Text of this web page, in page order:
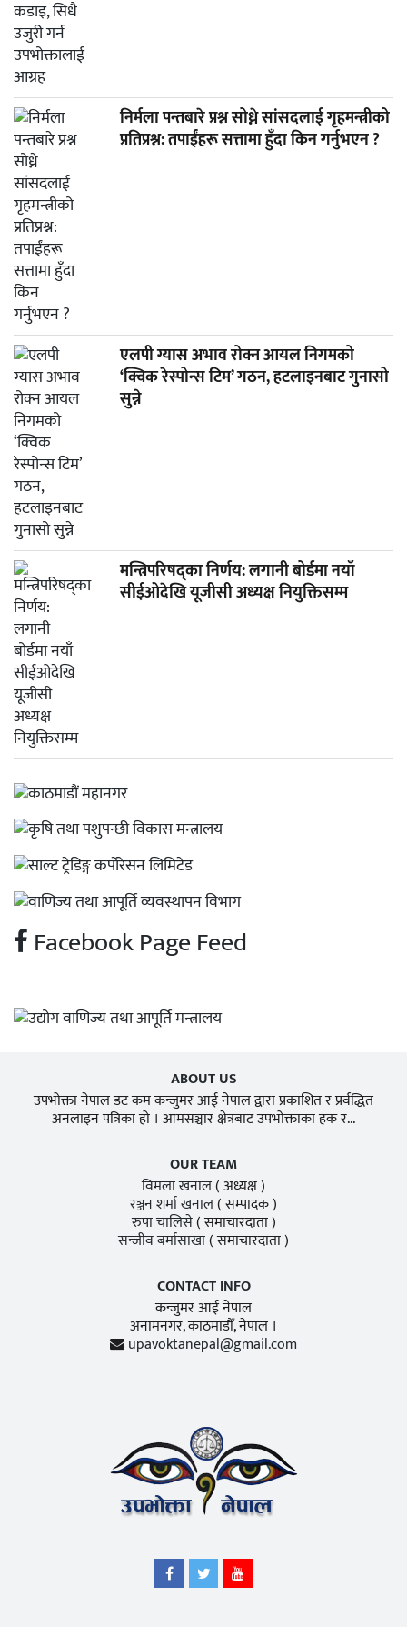
निर्मला पन्तबारे प्रश्न सोध्ने सांसदलाई गृहमन्त्रीको
प्रतिप्रश्न: तपाईंहरू सत्तामा हुँदा किन गर्नुभएन ?
एलपी ग्यास अभाव रोक्न आयल निगमको
‘क्विक रेस्पोन्स टिम’ गठन, हटलाइनबाट गुनासो
सुन्ने
मन्त्रिपरिषद्का निर्णय: लगानी बोर्डमा नयाँ
सीईओदेखि यूजीसी अध्यक्ष नियुक्तिसम्म
Facebook Page Feed
ABOUT US
उपभोक्ता नेपाल डट कम कन्जुमर आई नेपाल द्वारा प्रकाशित र प्रर्वद्धित
अनलाइन पत्रिका हो । आमसञ्चार क्षेत्रबाट उपभोक्ताका हक र...
OUR TEAM
विमला खनाल( अध्यक्ष )
रञ्जन शर्मा खनाल( सम्पादक )
रुपा चालिसे( समाचारदाता )
सन्जीव बर्मासाखा( समाचारदाता )
CONTACT INFO
कन्जुमर आई नेपाल
अनामनगर, काठमाडाैँ, नेपाल ।
upavoktanepal@gmail.com